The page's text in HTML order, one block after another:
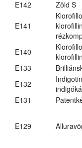
E142
Zöld S
E141
E140
E133
E132
E131
E129